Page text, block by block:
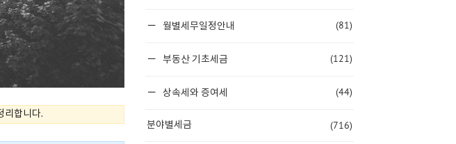
리합니다.
월별세무일정안내 (81)
부동산 기초세금 (121)
상속세와 증여세 (44)
분야별세금 (716)